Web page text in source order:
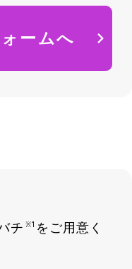
ームへ
チ ※1 をご用意く